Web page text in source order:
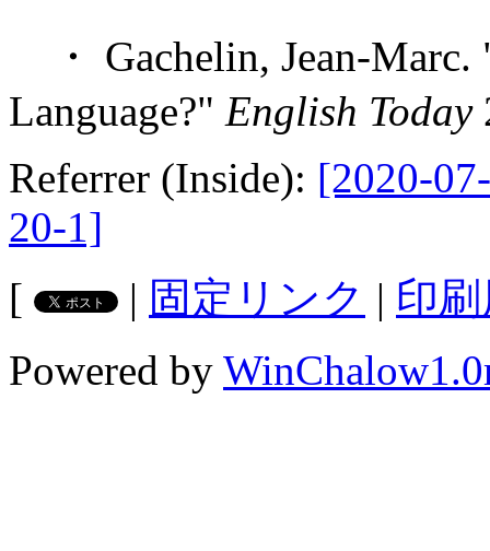
・ Gachelin, Jean-Marc.
Language?" English Today
Referrer (Inside): [2020-
20-1]
[
| 固定リンク | 印
Powered by